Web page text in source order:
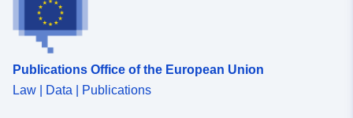
Publications Office of the European Union
Law | Data | Publications